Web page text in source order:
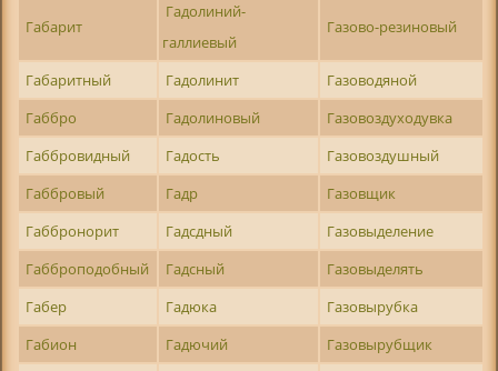
Габарит
Гадолиний-
галлиевый
Газово-резиновый
Габаритный Гадолинит
Газоводяной
Габбро
Гадолиновый
Газовоздуходувка
Габбровидный
Гадость
Газовоздушный
Габбровый
Гадр
Газовщик
Габбронорит
Гадсдный
Газовыделение
Габброподобный
Гадсный
Газовыделять
Габер
Гадюка
Газовырубка
Габион
Гадючий
Газовырубщик